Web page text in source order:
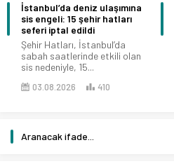
İstanbul’da deniz ulaşımına
sis engeli: 15 şehir hatları
seferi iptal edildi
Şehir Hatları, İstanbul’da
sabah saatlerinde etkili olan
sis nedeniyle, 15...
03.08.2026 410